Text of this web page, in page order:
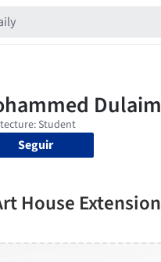
Seguir
House Extension